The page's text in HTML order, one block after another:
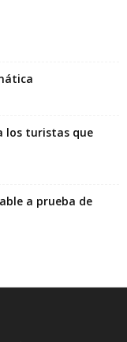
los turistas que
a prueba de